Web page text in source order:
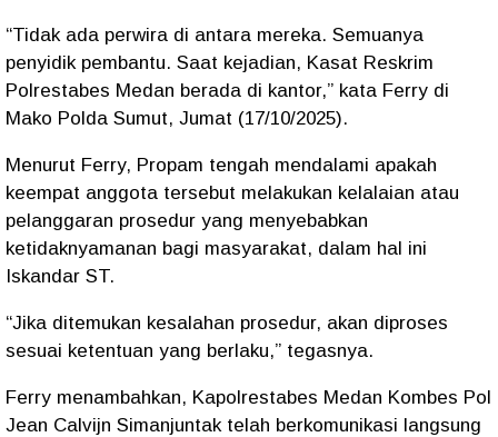
“Tidak ada perwira di antara mereka. Semuanya
penyidik pembantu. Saat kejadian, Kasat Reskrim
Polrestabes Medan berada di kantor,” kata Ferry di
Mako Polda Sumut, Jumat (17/10/2025).
Menurut Ferry, Propam tengah mendalami apakah
keempat anggota tersebut melakukan kelalaian atau
pelanggaran prosedur yang menyebabkan
ketidaknyamanan bagi masyarakat, dalam hal ini
Iskandar ST.
“Jika ditemukan kesalahan prosedur, akan diproses
sesuai ketentuan yang berlaku,” tegasnya.
Ferry menambahkan, Kapolrestabes Medan Kombes Pol
Jean Calvijn Simanjuntak telah berkomunikasi langsung